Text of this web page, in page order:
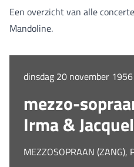
Een overzicht van alle
Mandoline.
dinsdag 20 november 1956
mezzo-
Irma &
MEZZOSOPRAAN (ZANG),